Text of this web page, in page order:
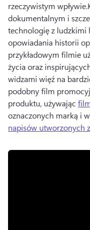
rzeczywistym wpływie.
dokumentalnym i
technologię z ludzkimi
opowiadania historii
przykładowym filmie
życia oraz
widzami więź na
podobny film
produktu, używając
oznaczonych marką i
napisów utworzonych